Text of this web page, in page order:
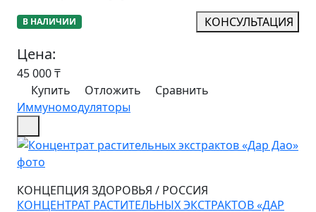
В НАЛИЧИИ КОНСУЛЬТАЦИЯ
Цена:
45 000₸
Купить
Отложить
Сравнить
Иммуномодуляторы
КОНЦЕПЦИЯ ЗДОРОВЬЯ / РОССИЯ
КОНЦЕНТРАТ РАСТИТЕЛЬНЫХ ЭКСТРАКТОВ «ДАР